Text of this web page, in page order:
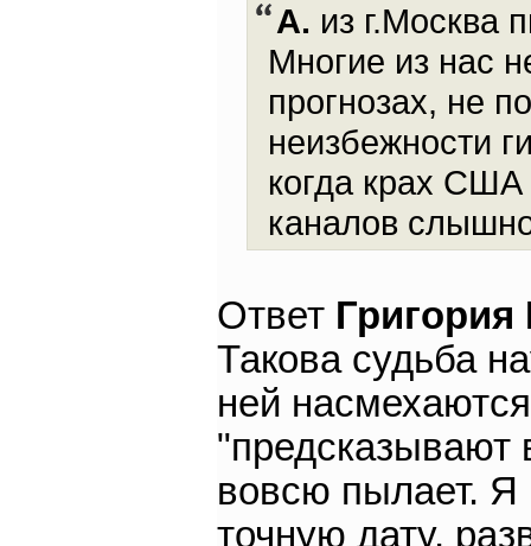
А. из г.Москва
Многие из нас
прогнозах, не
неизбежности
когда крах
каналов
Ответ
Такова судьба
ней
"предсказывают
вовсю пылает. Я
точную дату,